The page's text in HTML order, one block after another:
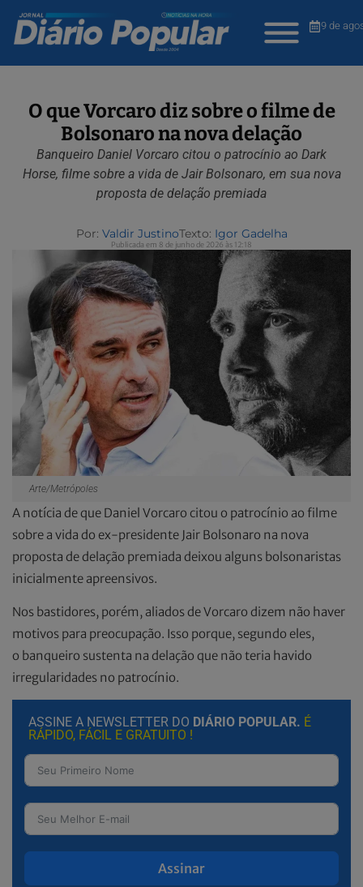
9 de
O que Vorcaro diz sobre o filme de
Bolsonaro na nova delação
Banqueiro Daniel Vorcaro citou o patrocínio ao Dark
Horse, filme sobre a vida de Jair Bolsonaro, em sua nova
proposta de delação premiada
Por: Valdir JustinoTexto: Igor Gadelha
Publicada em 8 de junho de 2026 às 12:18
Arte/Metrópoles
A notícia de que Daniel Vorcaro citou o patrocínio ao filme
sobre a vida do ex-presidente Jair Bolsonaro na nova
proposta de delação premiada deixou alguns bolsonaristas
inicialmente apreensivos.
Nos bastidores, porém, aliados de Vorcaro dizem não haver
motivos para preocupação. Isso porque, segundo eles,
o banqueiro sustenta na delação que não teria havido
irregularidades no patrocínio.
ASSINE A NEWSLETTER DO DIÁRIO POPULAR. É
RÁPIDO, FÁCIL E GRATUITO !
Assinar